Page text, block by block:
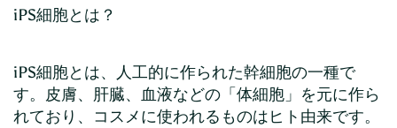
iPS細胞とは？
iPS細胞とは、人工的に作られた幹細胞の一種で
す。皮膚、肝臓、血液などの「体細胞」を元に作ら
れており、コスメに使われるものはヒト由来です。